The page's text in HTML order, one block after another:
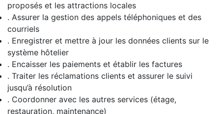
proposés et les attractions locales
. Assurer la gestion des appels téléphoniques et des
courriels
. Enregistrer et mettre à jour les données clients sur le
système hôtelier
. Encaisser les paiements et établir les factures
. Traiter les réclamations clients et assurer le suivi
jusqu’à résolution
. Coordonner avec les autres services (étage,
restauration, maintenance)